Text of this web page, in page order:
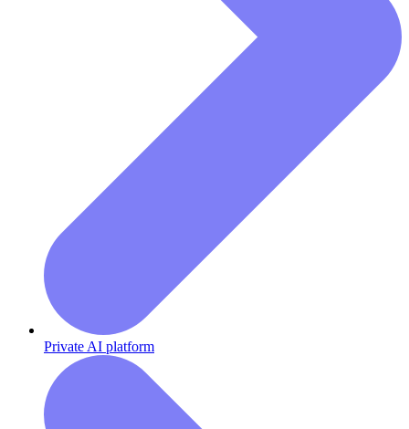
Private AI platform